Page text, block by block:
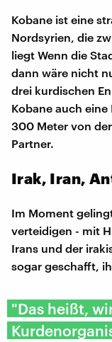
Kobane ist eine
Nordsyrien, die
liegt Wenn die
dann wäre nicht
drei kurdischen
Kobane auch
300 Meter von
Partner.
Irak, Iran,
Im Moment
verteidigen - mit
Irans und der
sogar geschafft,
"Das heißt,